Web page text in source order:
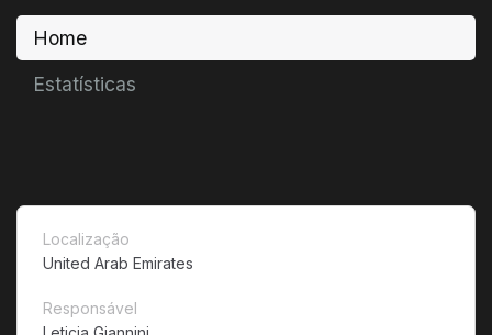
Home
Estatísticas
Localização
United Arab Emirates
Responsável